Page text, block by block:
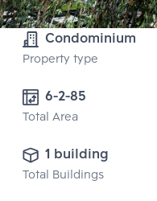
Condominium
Property type
6-2-85
Total Area
1 building
Total Buildings